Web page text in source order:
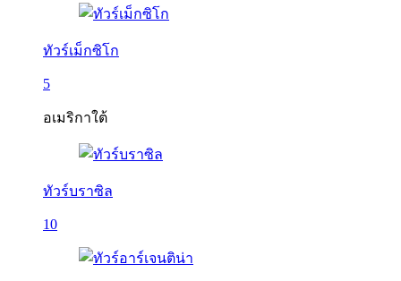
ทัวร์เม็กซิโก
5
อเมริกาใต้
ทัวร์บราซิล
10